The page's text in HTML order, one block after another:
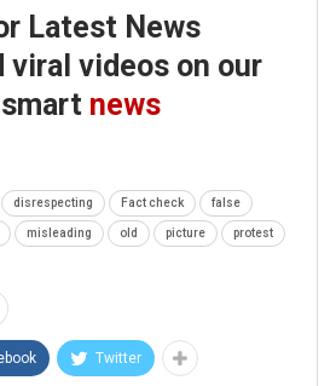
Latest News
viral videos on our
news
disrespecting Fact check false
misleading old picture protest
Twitter